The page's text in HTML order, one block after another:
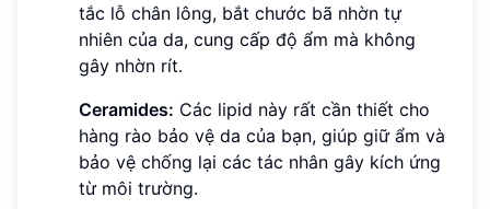
tắc lỗ chân lông, bắt chước bã nhờn tự
nhiên của da, cung cấp độ ẩm mà không
gây nhờn rít.
Ceramides: Các lipid này rất cần thiết cho
hàng rào bảo vệ da của bạn, giúp giữ ẩm và
bảo vệ chống lại các tác nhân gây kích ứng
từ môi trường.